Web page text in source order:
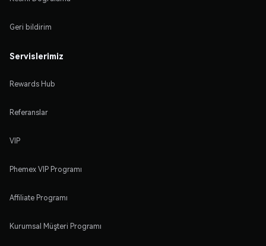
Geri bildirim
Servislerimiz
Rewards Hub
Referanslar
VIP
Phemex VIP Programı
Affiliate Programı
Kurumsal Müşteri Programı